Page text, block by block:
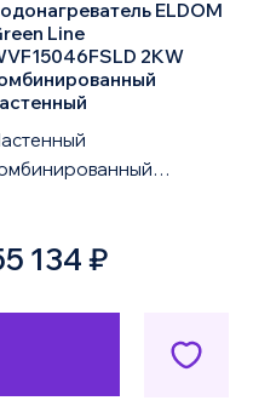
ELDOM
Line
2KW
объемом 150 литров
134 ₽